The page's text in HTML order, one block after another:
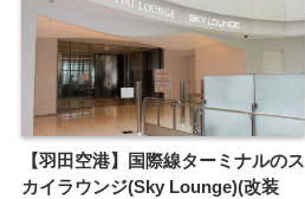
【羽田空港】国際線ターミナルのス
カイラウンジ(Sky Lounge)(改装